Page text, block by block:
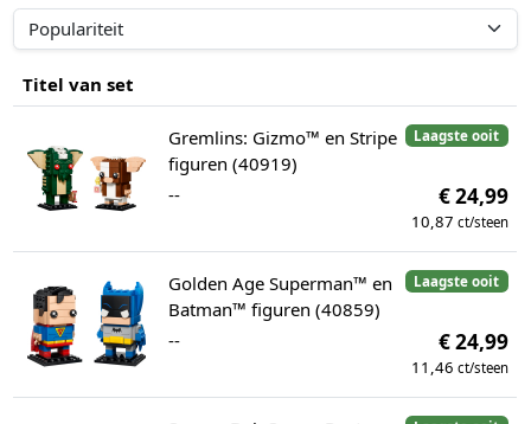
Titel van set
Laagste ooit
Gremlins: Gizmo™ en Stripe
figuren (40919)
--
€ 24,99
10,87 ct/steen
Laagste ooit
Golden Age Superman™ en
Batman™ figuren (40859)
--
€ 24,99
11,46 ct/steen